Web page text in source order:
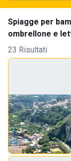
Spiagge per
ombrellone e
23 Risultati